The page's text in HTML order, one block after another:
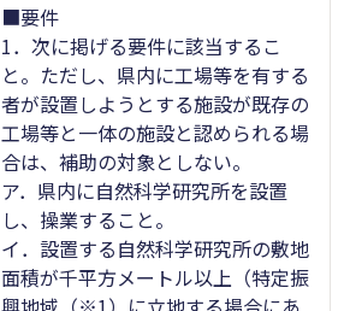
■要件
1．次に掲げる要件に該当するこ
と。ただし、県内に工場等を有する
者が設置しようとする施設が既存の
工場等と一体の施設と認められる場
合は、補助の対象としない。
ア．県内に自然科学研究所を設置
し、操業すること。
イ．設置する自然科学研究所の敷地
面積が千平方メートル以上（特定振